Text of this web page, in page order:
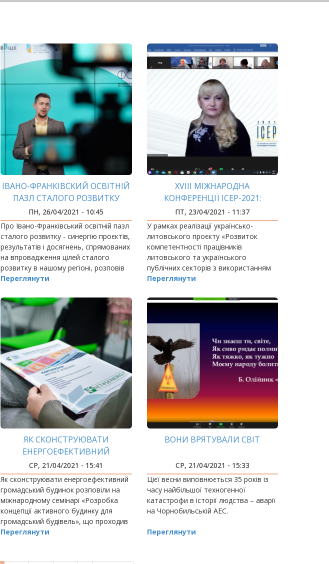
ІВАНО-ФРАНКІВСКИЙ ОСВІТНІЙ
ПАЗЛ СТАЛОГО РОЗВИТКУ
ПН, 26/04/2021 - 10:45
Про Івано-Франківський освітній пазл
сталого розвитку - синергію проєктів,
результатів і досягнень, спрямованих
на впровадження цілей сталого
розвитку в нашому регіоні, розповів
на Форумі вищої освіти проректор
Переглянути
XVIII МІЖНАРОДНА
КОНФЕРЕНЦІЇ ICEP-2021:
УКРАЇНСЬКО-ЛИТОВСЬКИЙ
ВЕКТОР ДИЗАЙН-МИСЛЕННЯ
ПТ, 23/04/2021 - 11:37
У рамках реалізації українсько-
литовського проєкту «Розвиток
компетентності працівників
литовського та українського
публічних секторів з використанням
методології дизайн-мислення» 23
національний технічний…
Переглянути
ЯК СКОНСТРУЮВАТИ
ЕНЕРГОЕФЕКТИВНИЙ
ГРОМАДСЬКИЙ БУДИНОК
СР, 21/04/2021 - 15:41
Як сконструювати енергоефективний
громадський будинок розповіли на
міжнародному семінарі «Розробка
концепції активного будинку для
громадський будівель», що проходив
в Івано-Франківському національному
Переглянути
ВОНИ ВРЯТУВАЛИ СВІТ
СР, 21/04/2021 - 15:33
Цієї весни виповнюється 35 років із
часу найбільшої техногенної
катастрофи в історії людства – аварії
на Чорнобильській АЕС.
Переглянути